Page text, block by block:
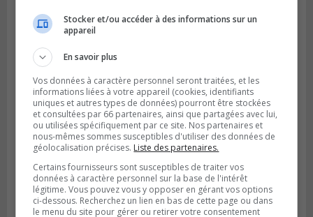
GREENFIELD PARK
Publié le 31 juillet 2026 à 16h45
Des firmes de Longueuil vont participer
aux méga-travaux de l’hôpital Charles-
Le Moyne
Stocker et/ou accéder à des informations sur un
appareil
En savoir plus
Vos données à caractère personnel seront traitées, et les
informations liées à votre appareil (cookies, identifiants
uniques et autres types de données) pourront être stockées
et consultées par 66 partenaires, ainsi que partagées avec lui,
ou utilisées spécifiquement par ce site. Nos partenaires et
nous-mêmes sommes susceptibles d'utiliser des données de
géolocalisation précises. Liste des partenaires.
Certains fournisseurs sont susceptibles de traiter vos
données à caractère personnel sur la base de l'intérêt
légitime. Vous pouvez vous y opposer en gérant vos options
ci-dessous. Recherchez un lien en bas de cette page ou dans
le menu du site pour gérer ou retirer votre consentement